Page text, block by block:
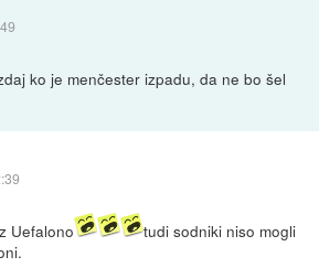
ko je menčester izpadu, da ne bo šel
Uefalono
tudi sodniki niso mogli